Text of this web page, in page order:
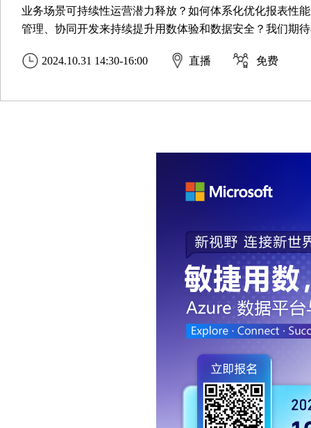
业务场景可持续性运营潜力释放？如何体系化优化报表性
管理、协同开发来持续提升用数体验和数据安全？我们期
2024.10.31 14:30-16:00 直播 免费